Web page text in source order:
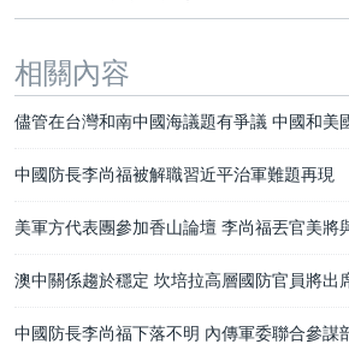
相關內容
儘管在台灣和南中國海議題有爭議 中國和美
中國防長李尚福被解職習近平治軍難題再現
美軍方代表團參加香山論壇 李尚福丟官美將
澳中關係趨於穩定 坎培拉高層國防官員將出
中國防長李尚福下落不明 內傳軍委聯合參謀